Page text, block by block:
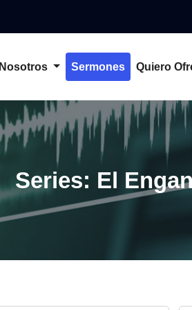
Nosotros Sermones Quiero
Series: El